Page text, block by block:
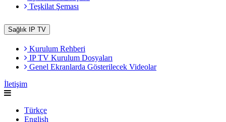
Teşkilat Şeması
Sağlık IP TV
Kurulum Rehberi
IP TV Kurulum Dosyaları
Genel Ekranlarda Gösterilecek Videolar
İletişim
Türkçe
English